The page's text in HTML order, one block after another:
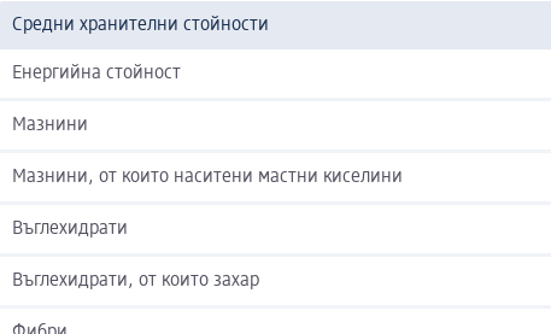
Средни хранителни стойности
Енергийна стойност
Мазнини
Мазнини, от които наситени мастни киселини
Въглехидрати
Въглехидрати, от които захар